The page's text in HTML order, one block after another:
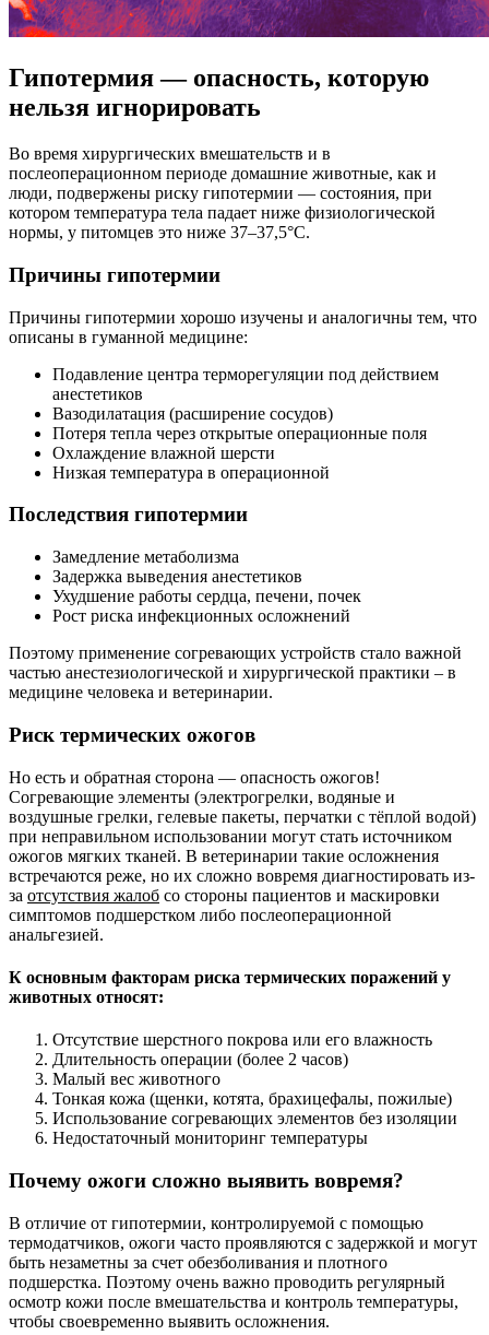
Гипотермия — опасность, которую
нельзя игнорировать
Во время хирургических вмешательств и в
послеоперационном периоде домашние животные, как и
люди, подвержены риску гипотермии — состояния, при
котором температура тела падает ниже физиологической
нормы, у питомцев это ниже 37–37,5°C.
Причины гипотермии
Причины гипотермии хорошо изучены и аналогичны тем, что
описаны в гуманной медицине:
Подавление центра терморегуляции под действием
анестетиков
Вазодилатация (расширение сосудов)
Потеря тепла через открытые операционные поля
Охлаждение влажной шерсти
Низкая температура в операционной
Последствия гипотермии
Замедление метаболизма
Задержка выведения анестетиков
Ухудшение работы сердца, печени, почек
Рост риска инфекционных осложнений
Поэтому применение согревающих устройств стало важной
частью анестезиологической и хирургической практики – в
медицине человека и ветеринарии.
Риск термических ожогов
Но есть и обратная сторона — опасность ожогов!
Согревающие элементы (электрогрелки, водяные и
воздушные грелки, гелевые пакеты, перчатки с тёплой водой)
при неправильном использовании могут стать источником
ожогов мягких тканей. В ветеринарии такие осложнения
встречаются реже, но их сложно вовремя диагностировать из-
за отсутствия жалоб со стороны пациентов и маскировки
симптомов подшерстком либо послеоперационной
анальгезией.
К основным факторам риска термических поражений у
животных относят:
Отсутствие шерстного покрова или его влажность
Длительность операции (более 2 часов)
Малый вес животного
Тонкая кожа (щенки, котята, брахицефалы, пожилые)
Использование согревающих элементов без изоляции
Недостаточный мониторинг температуры
Почему ожоги сложно выявить вовремя?
В отличие от гипотермии, контролируемой с помощью
термодатчиков, ожоги часто проявляются с задержкой и могут
быть незаметны за счет обезболивания и плотного
подшерстка. Поэтому очень важно проводить регулярный
осмотр кожи после вмешательства и контроль температуры,
чтобы своевременно выявить осложнения.